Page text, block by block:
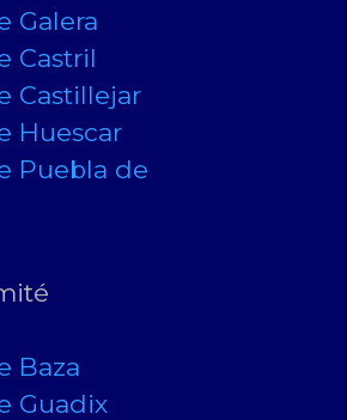
Galera
Castril
Castillejar
Huescar
Puebla de
Baza
Guadix